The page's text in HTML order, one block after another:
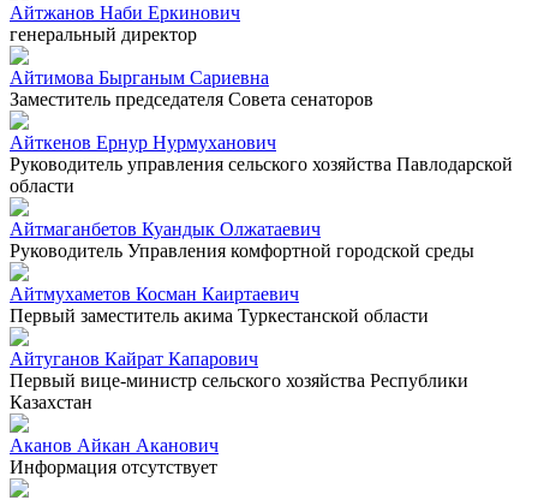
Айтжанов Наби Еркинович
генеральный директор
Айтимова Бырганым Сариевна
Заместитель председателя Совета сенаторов
Айткенов Ернур Нурмуханович
Руководитель управления сельского хозяйства Павлодарской
области
Айтмаганбетов Куандык Олжатаевич
Руководитель Управления комфортной городской среды
Айтмухаметов Косман Каиртаевич
Первый заместитель акима Туркестанской области
Айтуганов Кайрат Капарович
Первый вице-министр сельского хозяйства Республики
Казахстан
Аканов Айкан Аканович
Информация отсутствует